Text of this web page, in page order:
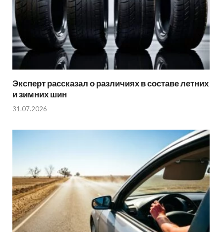
Эксперт рассказал о различиях в составе летних
и зимних шин
31.07.2026